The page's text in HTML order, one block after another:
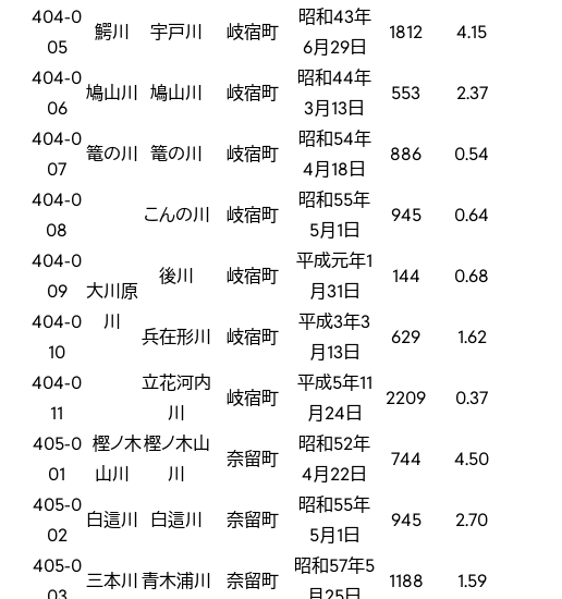
404-0
05
鰐川 宇戸川 岐宿町
昭和43年
6月29日
1812
4.15
404-0
06
鳩山川 鳩山川 岐宿町
昭和44年
3月13日
553
2.37
404-0
07
篭の川 篭の川 岐宿町
昭和54年
4月18日
886
0.54
404-0
08
大川原
川
こんの川 岐宿町
昭和55年
5月1日
945
0.64
404-0
09
後川 岐宿町
平成元年1
月31日
144
0.68
404-0
10
兵在形川 岐宿町
平成3年3
月13日
629
1.62
404-0
11
立花河内
川
岐宿町
平成5年11
月24日
2209
0.37
405-0
01
樫ノ木
山川
樫ノ木山
川
奈留町
昭和52年
4月22日
744
4.50
405-0
02
白這川 白這川 奈留町
昭和55年
5月1日
945
2.70
405-0
三本川 青木浦川 奈留町
昭和57年5
1188
1.59